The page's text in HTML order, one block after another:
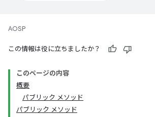
AOSP
この情報は役に立ちましたか？
このページの内容
概要
パブリック メソッド
パブリック メソッド